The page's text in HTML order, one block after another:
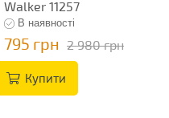
Walker 11257
В наявності
795 грн 2 980 грн
Купити